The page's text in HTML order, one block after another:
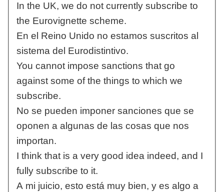
In the UK, we do not currently subscribe to
the Eurovignette scheme.
En el Reino Unido no estamos suscritos al
sistema del Eurodistintivo.
You cannot impose sanctions that go
against some of the things to which we
subscribe.
No se pueden imponer sanciones que se
oponen a algunas de las cosas que nos
importan.
I think that is a very good idea indeed, and I
fully subscribe to it.
A mi juicio, esto está muy bien, y es algo a